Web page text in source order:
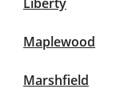
Maplewood
Marshfield